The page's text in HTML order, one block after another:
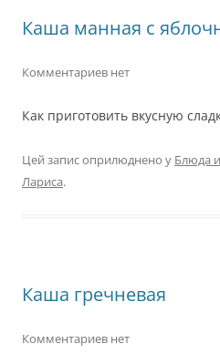
Каша манная с
Комментариев нет
Как приготовить вкусную
Цей запис оприлюднено у Блюда
Лариса.
Каша гречневая
Комментариев нет